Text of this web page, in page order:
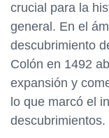
crucial para la
general. En el
descubrimiento
Colón en 1492
expansión y
lo que marcó el
descubrimientos.